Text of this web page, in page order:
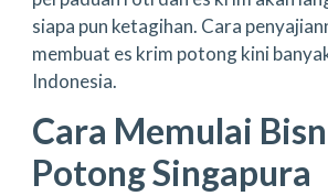
siapa pun ketagihan. Cara
membuat es krim potong kini
Indonesia.
Cara Memulai
Potong Singapura